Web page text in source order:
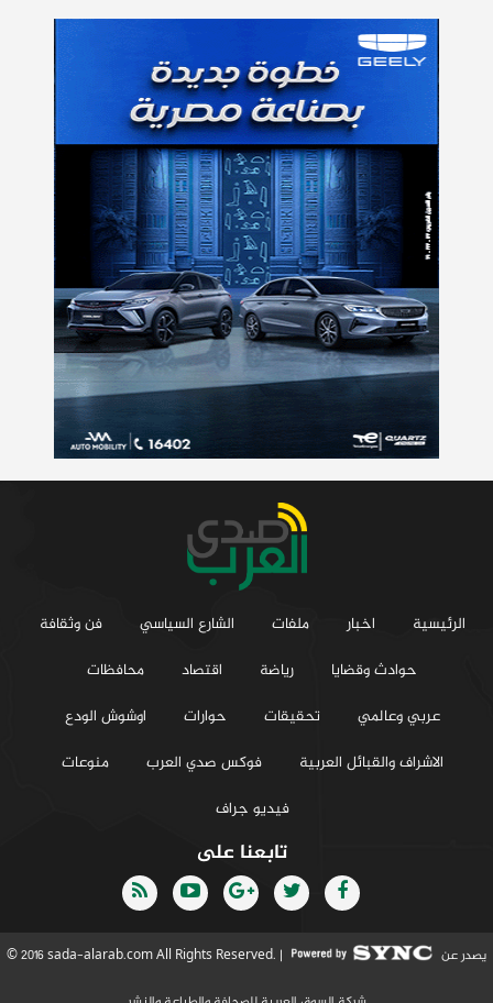
الرئيسية اخبار ملفات الشارع السياسي
فن وثقافة
حوادث وقضايا
رياضة اقتصاد
محافظات
عربي وعالمي
تحقيقات حوارات
اوشوش الودع
الاشراف والقبائل العربية
فوكس صدي العرب
منوعات
فيديو جراف
تابعنا على
© 2016 sada-alarab.com All Rights Reserved. | يصدر عن